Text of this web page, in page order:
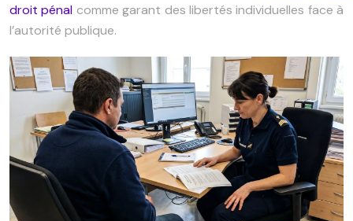
droit pénal comme garant des libertés individuelles face à
l’autorité publique.